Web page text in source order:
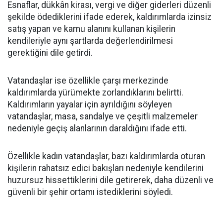
Esnaflar, dükkân kirası, vergi ve diğer giderleri düzenli
şekilde ödediklerini ifade ederek, kaldırımlarda izinsiz
satış yapan ve kamu alanını kullanan kişilerin
kendileriyle aynı şartlarda değerlendirilmesi
gerektiğini dile getirdi.
Vatandaşlar ise özellikle çarşı merkezinde
kaldırımlarda yürümekte zorlandıklarını belirtti.
Kaldırımların yayalar için ayrıldığını söyleyen
vatandaşlar, masa, sandalye ve çeşitli malzemeler
nedeniyle geçiş alanlarının daraldığını ifade etti.
Özellikle kadın vatandaşlar, bazı kaldırımlarda oturan
kişilerin rahatsız edici bakışları nedeniyle kendilerini
huzursuz hissettiklerini dile getirerek, daha düzenli ve
güvenli bir şehir ortamı istediklerini söyledi.